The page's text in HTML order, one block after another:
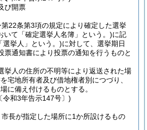
び開票
22条第3項の規定により確定した選挙
いて「確定選挙人名簿」という。)に記
選挙人」という。)に対して、選挙期日
票通知書により投票の通知を行うものと
挙人の住所の不明等により返送された場
宅地所有者及び借地権者別につづり、
に備え付けるものとする。
令和3年告示147号〕)
長が指定した場所に1か所設けるもの